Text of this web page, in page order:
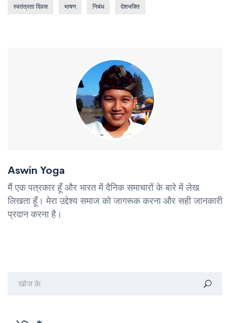
स्वतंत्रता दिवस भाषण निबंध देशभक्ति
Aswin Yoga
मैं एक पत्रकार हूँ और भारत में दैनिक समाचारों के बारे में लेख
लिखता हूँ। मेरा उद्देश्य समाज को जागरूक करना और सही जानकारी
प्रदान करना है।